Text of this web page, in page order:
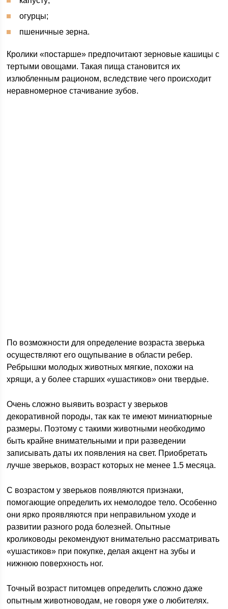
огурцы;
пшеничные зерна.
Кролики «постарше» предпочитают зерновые кашицы с
тертыми овощами. Такая пища становится их
излюбленным рационом, вследствие чего происходит
неравномерное стачивание зубов.
По возможности для определение возраста зверька
осуществляют его ощупывание в области ребер.
Ребрышки молодых животных мягкие, похожи на
хрящи, а у более старших «ушастиков» они твердые.
Очень сложно выявить возраст у зверьков
декоративной породы, так как те имеют миниатюрные
размеры. Поэтому с такими животными необходимо
быть крайне внимательными и при разведении
записывать даты их появления на свет. Приобретать
лучше зверьков, возраст которых не менее 1.5 месяца.
С возрастом у зверьков появляются признаки,
помогающие определить их немолодое тело. Особенно
они ярко проявляются при неправильном уходе и
развитии разного рода болезней. Опытные
кролиководы рекомендуют внимательно рассматривать
«ушастиков» при покупке, делая акцент на зубы и
нижнюю поверхность ног.
Точный возраст питомцев определить сложно даже
опытным животноводам, не говоря уже о любителях.